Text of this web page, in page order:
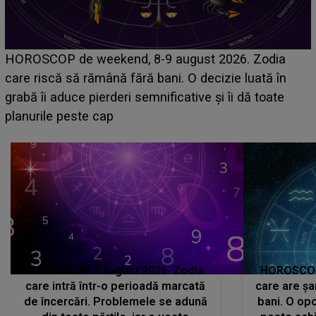
Emanuel a ținut ACEST DETALIU ASCUNS până
acum! În fața Alexandrei, concurentul din Casa Iubirii
face o MĂRTURISIRE NEAȘTEPTATĂ despre mama
sa: "I-am spus și ei în față, eu nu te iubesc pentru
HOROSCOP 7 august 2026. Zodia
care intră într-o perioadă marcată
de încercări. Problemele se adună
care are
bani. O